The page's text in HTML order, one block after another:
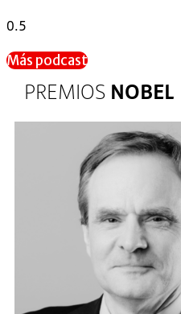
Más podcast
PREMIOS NOBEL